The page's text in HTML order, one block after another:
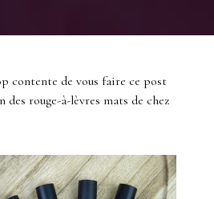
contente de vous faire ce post
rouge-à-lèvres mats de chez